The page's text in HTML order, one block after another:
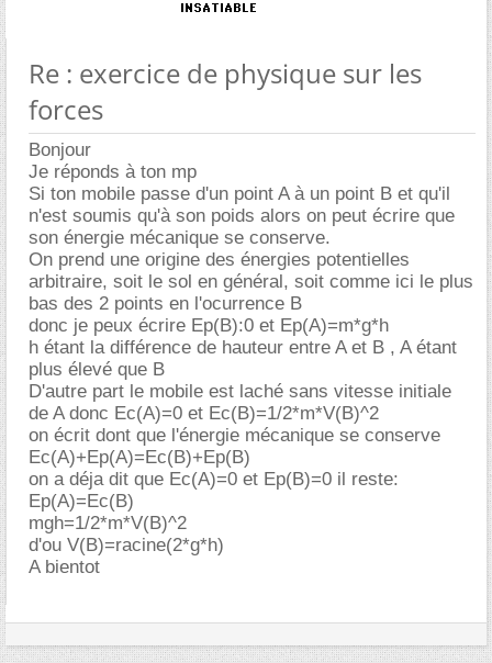
Re : exercice de physique sur les
forces
Bonjour
Je réponds à ton mp
Si ton mobile passe d'un point A à un point B et qu'il
n'est soumis qu'à son poids alors on peut écrire que
son énergie mécanique se conserve.
On prend une origine des énergies potentielles
arbitraire, soit le sol en général, soit comme ici le plus
bas des 2 points en l'ocurrence B
donc je peux écrire Ep(B):0 et Ep(A)=m*g*h
h étant la différence de hauteur entre A et B , A étant
plus élevé que B
D'autre part le mobile est laché sans vitesse initiale
de A donc Ec(A)=0 et Ec(B)=1/2*m*V(B)^2
on écrit dont que l'énergie mécanique se conserve
Ec(A)+Ep(A)=Ec(B)+Ep(B)
on a déja dit que Ec(A)=0 et Ep(B)=0 il reste:
Ep(A)=Ec(B)
mgh=1/2*m*V(B)^2
d'ou V(B)=racine(2*g*h)
A bientot